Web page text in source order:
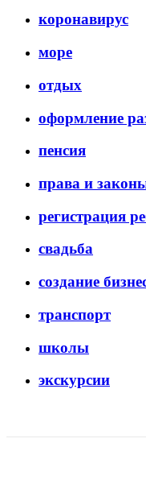
коронавирус
море
отдых
оформление
пенсия
права и
регистрация
свадьба
создание
транспорт
школы
экскурсии